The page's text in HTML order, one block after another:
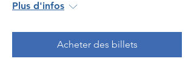
Plus d'infos
Acheter des billets